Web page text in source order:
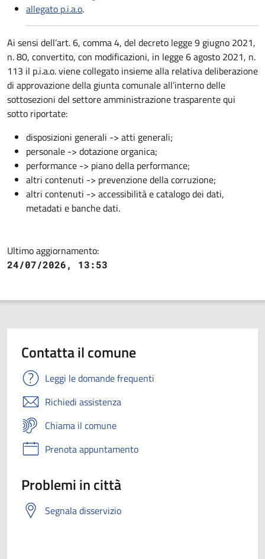
allegato p.i.a.o.
Ai sensi dell’art. 6, comma 4, del decreto legge 9 giugno 2021,
n. 80, convertito, con modificazioni, in legge 6 agosto 2021, n.
113 il p.i.a.o. viene collegato insieme alla relativa deliberazione
di approvazione della giunta comunale all’interno delle
sottosezioni del settore amministrazione trasparente qui
sotto riportate:
disposizioni generali -> atti generali;
personale -> dotazione organica;
performance -> piano della performance;
altri contenuti -> prevenzione della corruzione;
altri contenuti -> accessibilità e catalogo dei dati,
metadati e banche dati.
Ultimo aggiornamento:
24/07/2026, 13:53
Contatta il comune
Leggi le domande frequenti
Richiedi assistenza
Chiama il comune
Prenota appuntamento
Problemi in città
Segnala disservizio